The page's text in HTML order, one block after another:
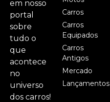
em nosso
portal
sobre
tudo o
que
acontece
no
universo
dos carros!
Carros
Carros
Equipados
Carros
Antigos
Mercado
Lançamentos